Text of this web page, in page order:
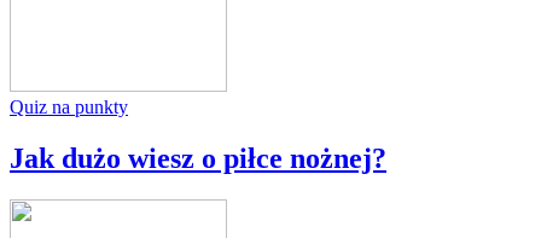
Quiz na punkty
Jak dużo wiesz o piłce nożnej?